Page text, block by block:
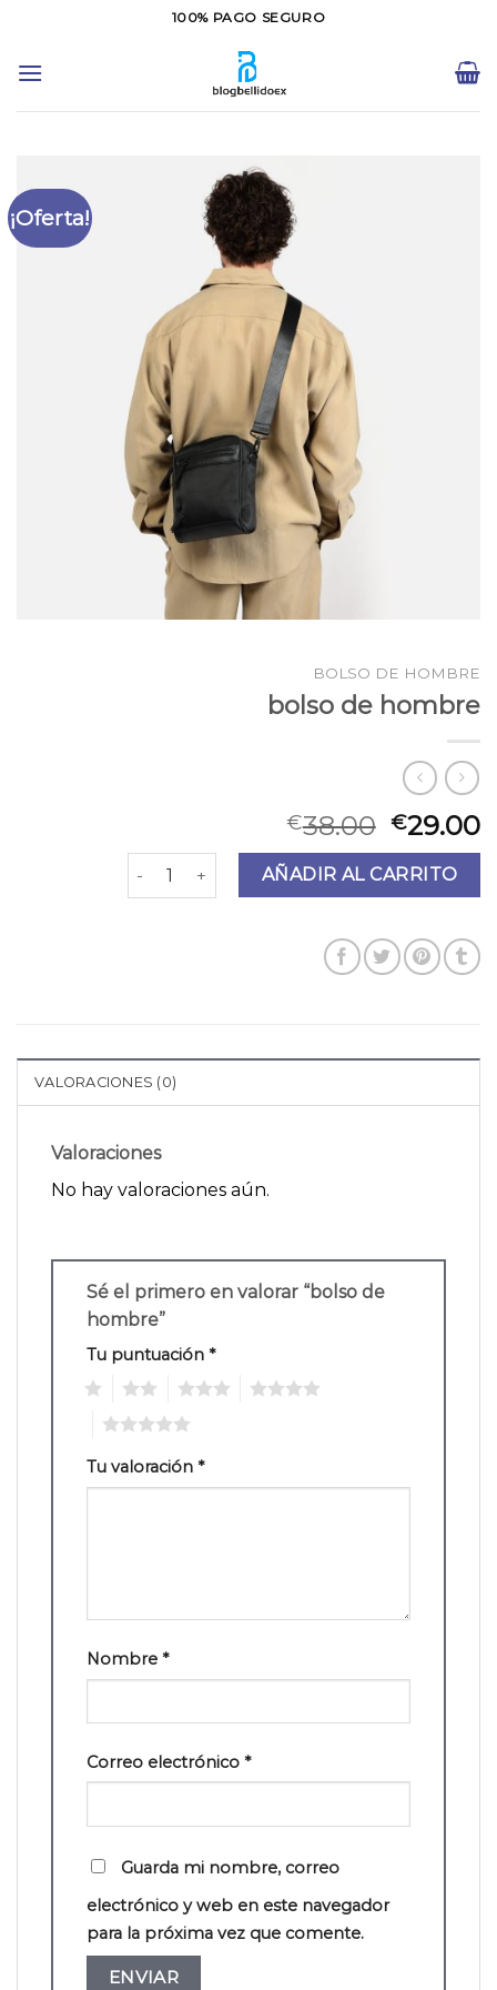
contenido
100% PAGO SEGURO
¡Oferta!
BOLSO DE HOMBRE
bolso de hombre
€38.00 €29.00
bolso de hombre cantidadAÑADIR AL CARRITO
VALORACIONES (0)
Valoraciones
No hay valoraciones aún.
Sé el primero en valorar “bolso de
hombre”
Tu puntuación *
Tu valoración *
Nombre *
Correo electrónico *
Guarda mi nombre, correo
electrónico y web en este navegador
para la próxima vez que comente.